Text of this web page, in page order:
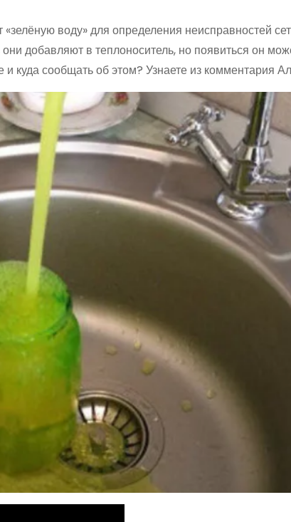
воду» для определения неисправностей
добавляют в теплоноситель, но появиться он
и куда сообщать об этом? Узнаете из комментария